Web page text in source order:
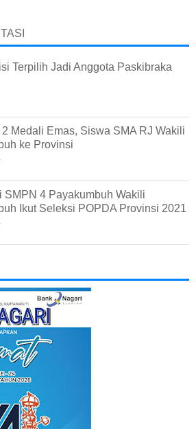
Terpilih Jadi Anggota Paskibraka
Medali Emas, Siswa SMA RJ Wakili
ke Provinsi
SMPN 4 Payakumbuh Wakili
Ikut Seleksi POPDA Provinsi 2021